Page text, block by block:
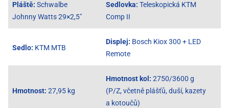
Pláště: Schwalbe
Johnny Watts 29×2,5"
Sedlovka: Teleskopická KTM
Comp II
Sedlo: KTM MTB
Displej: Bosch Kiox 300 + LED
Remote
Hmotnost: 27,95 kg
Hmotnost kol: 2750/3600 g
(P/Z, včetně plášťů, duší, kazety
a kotoučů)